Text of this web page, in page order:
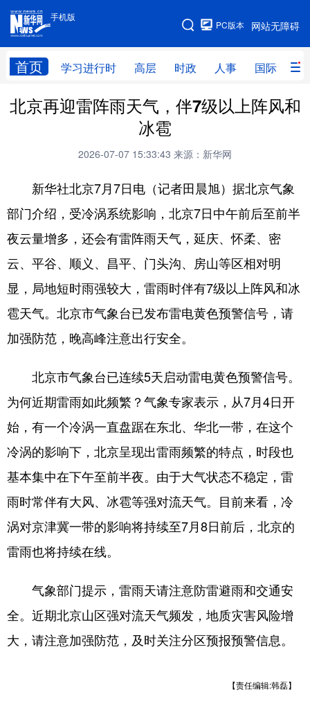
手机版
网站无障碍
PC版本
首页 学习进行时 高层 时政 人事 国际 财
手机版
网站地图
学习进行时 高层 时政 人事
思客智库 全球连线
科技 科普 体育 文化
健康 军事 访谈 视频
图片 中央文件 金融
溯源中国 城市 旅游 能源
会展 彩票
亚太网 上市公司 投教基地
地方频道
北京 天津 河北 山西
辽宁 吉林 上海 江苏
浙江 安徽 福建 江西
广东 广西 海南 重庆
四川 贵州 云南 西藏
北京再迎雷阵雨天气，伴7级以上阵风和
冰雹
2026-07-07 15:33:43 来源：新华网
新华社北京7月7日电（记者田晨旭）据北京气象
部门介绍，受冷涡系统影响，北京7日中午前后至前半
夜云量增多，还会有雷阵雨天气，延庆、怀柔、密
云、平谷、顺义、昌平、门头沟、房山等区相对明
显，局地短时雨强较大，雷雨时伴有7级以上阵风和冰
雹天气。北京市气象台已发布雷电黄色预警信号，请
加强防范，晚高峰注意出行安全。
北京市气象台已连续5天启动雷电黄色预警信号。
为何近期雷雨如此频繁？气象专家表示，从7月4日开
始，有一个冷涡一直盘踞在东北、华北一带，在这个
冷涡的影响下，北京呈现出雷雨频繁的特点，时段也
基本集中在下午至前半夜。由于大气状态不稳定，雷
雨时常伴有大风、冰雹等强对流天气。目前来看，冷
涡对京津冀一带的影响将持续至7月8日前后，北京的
雷雨也将持续在线。
气象部门提示，雷雨天请注意防雷避雨和交通安
全。近期北京山区强对流天气频发，地质灾害风险增
大，请注意加强防范，及时关注分区预报预警信息。
【责任编辑:韩磊】